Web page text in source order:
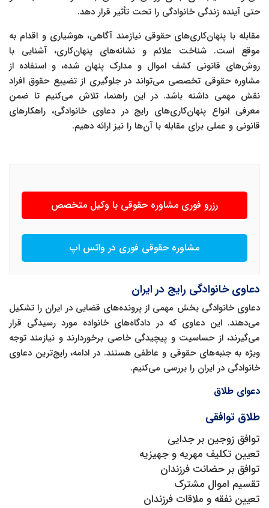
حتی آینده زندگی خانوادگی را تحت تأثیر قرار دهد.
مقابله با پنهان‌کاری‌های حقوقی نیازمند آگاهی، هوشیاری و اقدام به
موقع است. شناخت علائم و نشانه‌های پنهان‌کاری، آشنایی با
روش‌های قانونی کشف اموال و مدارک پنهان شده، و استفاده از
مشاوره حقوقی تخصصی می‌تواند در جلوگیری از تضییع حقوق افراد
نقش مهمی داشته باشد. در این راهنما، تلاش می‌کنیم تا ضمن
معرفی انواع پنهان‌کاری‌های رایج در دعاوی خانوادگی، راهکارهای
قانونی و عملی برای مقابله با آن‌ها را نیز ارائه دهیم.
رزرو فوری مشاوره حقوقی با وکیل متخصص
مشاوره حقوقی فوری در واتس اپ
دعاوی خانوادگی رایج در ایران
دعاوی خانوادگی بخش مهمی از پرونده‌های قضایی در ایران را تشکیل
می‌دهند. این دعاوی که در دادگاه‌های خانواده مورد رسیدگی قرار
می‌گیرند، از حساسیت و پیچیدگی خاصی برخوردارند و نیازمند توجه
ویژه به جنبه‌های حقوقی و عاطفی هستند. در ادامه، رایج‌ترین دعاوی
خانوادگی در ایران را بررسی می‌کنیم.
دعوای طلاق
طلاق توافقی
توافق زوجین بر جدایی
تعیین تکلیف مهریه و جهیزیه
توافق بر حضانت فرزندان
تقسیم اموال مشترک
تعیین نفقه و ملاقات فرزندان